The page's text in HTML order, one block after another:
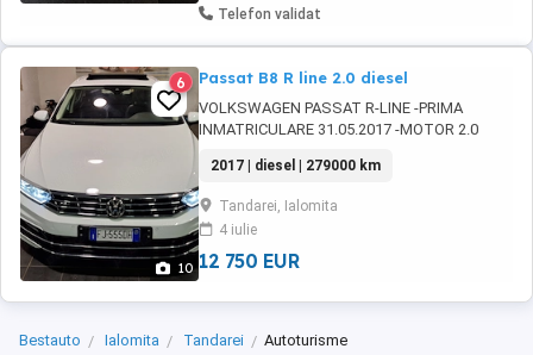
Telefon validat
10
6 Passat B8 R line 2.0 diesel
VOLKSWAGEN PASSAT R-LINE -PRIMA
INMATRICULARE 31.05.2017 -MOTOR 2.0
CUTIE AUTOMATA DSG -MODEL DEOSEBIT
PACHET DE FABRICA R LINE -ELEMENTE DE
CAROSERIE BLACK -INTERIOR CU SCAUNE
SPORT -TAPISERIE IN PIELE PERFORATA -
INCALZIRE SCAUNE VENTILATIE -MEMORIE ...
2017 | diesel | 279000 km
Tandarei, Ialomita
4 iulie
12 750 EUR
Bestauto Ialomita Tandarei Autoturisme